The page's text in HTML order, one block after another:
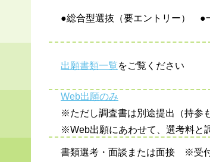
●総合型選抜（要エントリー）
出願書類一覧をご覧ください
Web出願のみ
※ただし調査書は別途提出（持参
※Web出願にあわせて、選考料と
書類選考・面談または面接 ※受